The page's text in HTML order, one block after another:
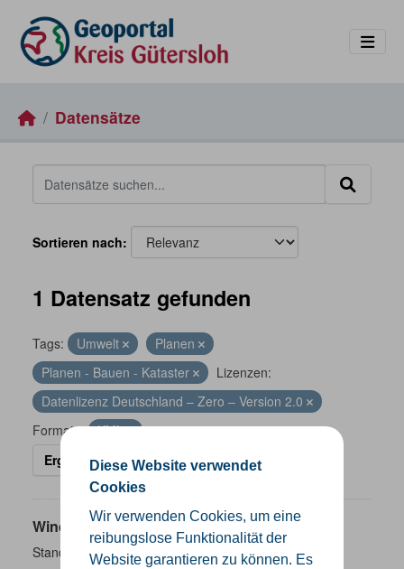
Diese Website verwendet
Cookies
Wir verwenden Cookies, um eine
reibungslose Funktionalität der
Website garantieren zu können. Es
Datensätze
Sortieren nach
1 Datensatz gefunden
Tags: Umwelt
Planen
Planen - Bauen - Kataster
Lizenzen:
Datenlizenz Deutschland – Zero – Version 2.0
Formate:
KML
Ergebnisse filtern
Windenergieanlagen
Standorte der Windenergieanlagen im Kreis Gütersloh